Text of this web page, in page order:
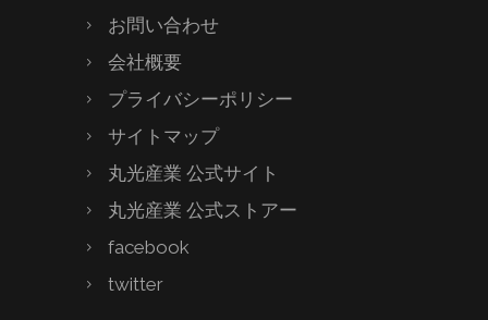
お問い合わせ
会社概要
プライバシーポリシー
サイトマップ
丸光産業 公式サイト
丸光産業 公式ストアー
facebook
twitter